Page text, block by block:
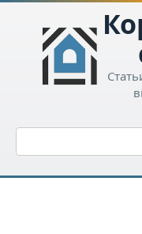
Перейти
контенту
Поиск: